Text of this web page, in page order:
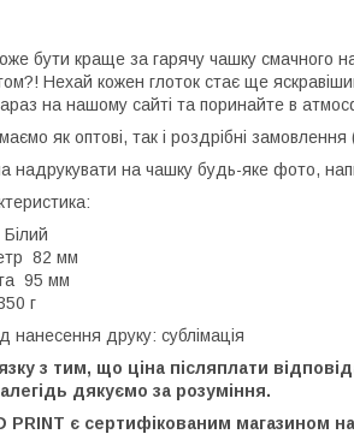
бути краще за гарячу чашку смачного
Нехай кожен глоток стає ще
на нашому сайті та поринайте в
як оптові, так і роздрібні замовлення
надрукувати на чашку будь-яке фото,
Білий
82 мм
95 мм
г
нанесення друку: сублімація
з тим, що ціна післяплати
дякуємо за розуміння.
PRINT є сертифікованим магазином